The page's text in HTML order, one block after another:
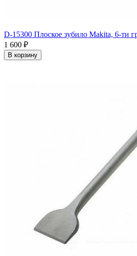
D-15300 Плоское зубило Makita, 6-ти
1 600 ₽
В корзину